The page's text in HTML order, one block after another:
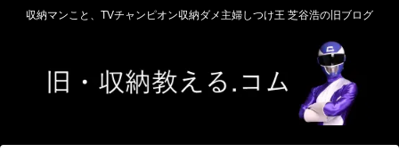
収納マンこと、TVチャンピオン収納ダメ主婦しつけ王 芝谷浩の旧ブログ